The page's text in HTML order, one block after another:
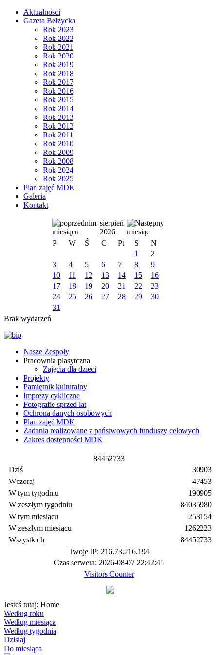
Aktualności
Gazeta Bełżycka
Rok 2023
Rok 2022
Rok 2021
Rok 2020
Rok 2019
Rok 2018
Rok 2017
Rok 2016
Rok 2015
Rok 2014
Rok 2013
Rok 2012
Rok 2011
Rok 2010
Rok 2009
Rok 2008
Rok 2024
Rok 2025
Plan zajęć MDK
Galeria
Kontakt
sierpień
2026
P
W Ś C Pt S
N
1
2
3
4 5 6 7 8
9
10
11 12 13 14 15
16
17
18 19 20 21 22
23
24
25 26 27 28 29
30
31
Brak wydarzeń
Nasze Zespoły
Pracownia plasytczna
Zajęcia dla dzieci
Projekty
Pamiętnik kulturalny
Imprezy cykliczne
Fotografie sprzed lat
Ochrona danych osobowych
Plan zajęć MDK
Zadania realizowane z państwowych funduszy celowych
Zakres dostępności MDK
84452733
Dziś
Wczoraj
W tym tygodniu
W zeszłym tygodniu
W tym miesiącu
W zeszłym miesiącu
Wszystkich
30903
47453
190905
84035980
253154
1262223
84452733
Twoje IP: 216.73.216.194
Czas serwera: 2026-08-07 22:42:45
Visitors Counter
Jesteś tutaj: Home
Według roku
Według miesiąca
Według tygodnia
Dzisiaj
Do miesiąca